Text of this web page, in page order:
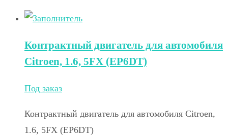
Контрактный двигатель для автомобиля
Citroen, 1.6, 5FX (EP6DT)
Под заказ
Контрактный двигатель для автомобиля Citroen,
1.6, 5FX (EP6DT)